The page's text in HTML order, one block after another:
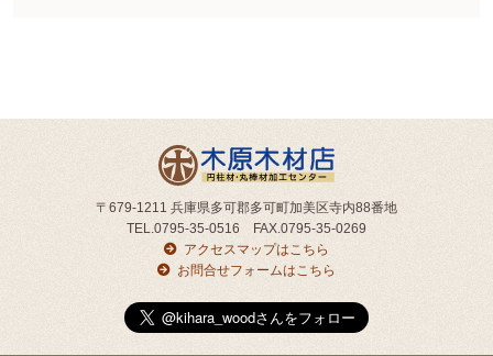
〒679-1211 兵庫県多可郡多可町加美区寺内88番地
TEL.0795-35-0516 FAX.0795-35-0269
アクセスマップはこちら
お問合せフォームはこちら